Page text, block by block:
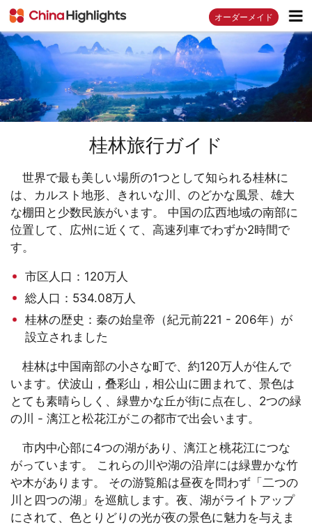
オーダーメイド
桂林旅行ガイド
世界で最も美しい場所の1つとして知られる桂林に
は、カルスト地形、きれいな川、のどかな風景、雄大
な棚田と少数民族がいます。 中国の広西地域の南部に
位置して、広州に近くて、高速列車でわずか2時間で
す。
市区人口：120万人
総人口：534.08万人
桂林の歴史：秦の始皇帝（紀元前221 - 206年）が
設立されました
桂林は中国南部の小さな町で、約120万人が住んで
います。伏波山，叠彩山，相公山に囲まれて、景色は
とても素晴らしく、緑豊かな丘が街に点在し、2つの緑
の川 - 漓江と松花江がこの都市で出会います。
市内中心部に4つの湖があり、漓江と桃花江につな
がっています。 これらの川や湖の沿岸には緑豊かな竹
や木があります。 その游覧船は昼夜を問わず「二つの
川と四つの湖」を巡航します。夜、湖がライトアップ
にされて、色とりどりの光が夜の景色に魅力を与えま